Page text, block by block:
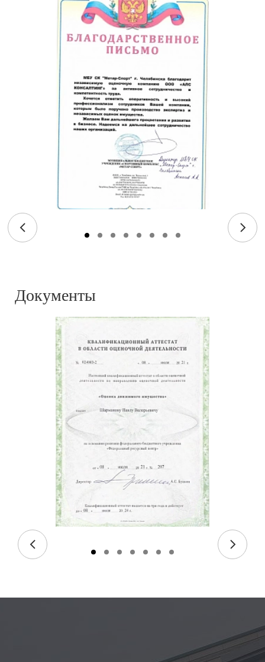
Документы